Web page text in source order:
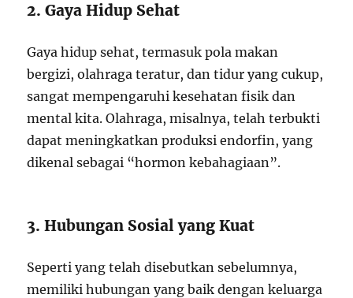
2. Gaya Hidup Sehat
Gaya hidup sehat, termasuk pola makan
bergizi, olahraga teratur, dan tidur yang cukup,
sangat mempengaruhi kesehatan fisik dan
mental kita. Olahraga, misalnya, telah terbukti
dapat meningkatkan produksi endorfin, yang
dikenal sebagai “hormon kebahagiaan”.
3. Hubungan Sosial yang Kuat
Seperti yang telah disebutkan sebelumnya,
memiliki hubungan yang baik dengan keluarga